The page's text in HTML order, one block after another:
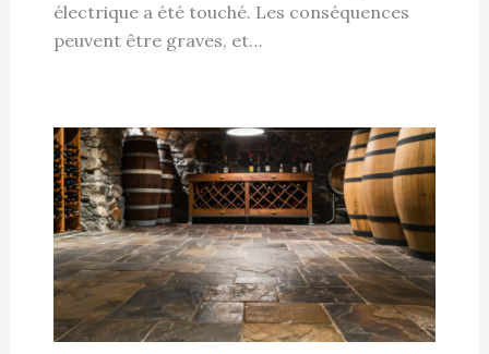
électrique a été touché. Les conséquences
peuvent être graves, et…